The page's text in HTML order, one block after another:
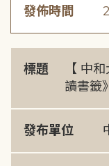
發佈時間
標題
【 中
讀書籤
發布單位